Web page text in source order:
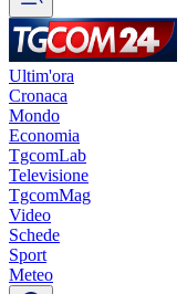
Ultim'ora
Cronaca
Mondo
Economia
TgcomLab
Televisione
TgcomMag
Video
Schede
Sport
Meteo